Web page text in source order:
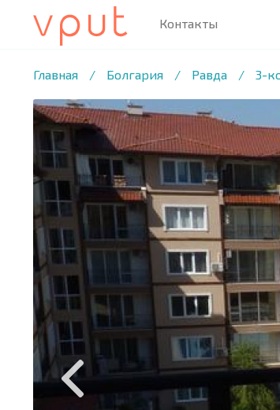
Контакты
Главная / Болгария / Равда / 3-
1 /19 ФОТО